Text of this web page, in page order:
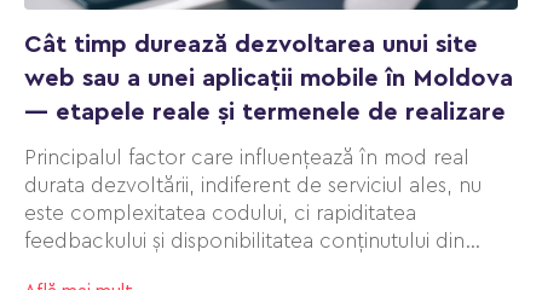
Cât timp durează dezvoltarea unui site
web sau a unei aplicații mobile în Moldova
— etapele reale și termenele de realizare
Principalul factor care influențează în mod real
durata dezvoltării, indiferent de serviciul ales, nu
este complexitatea codului, ci rapiditatea
feedbackului și disponibilitatea conținutului din